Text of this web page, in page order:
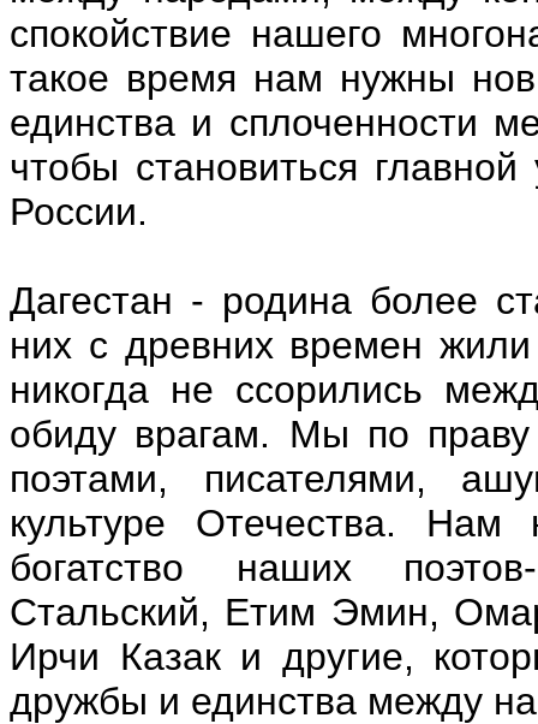
спокойствие нашего
такое время нам нужны
единства и сплоченности
чтобы становиться
России.
Дагестан - родина более
них с древних времен
никогда не ссорились
обиду врагам. Мы по
поэтами, писателями,
культуре Отечества. Нам
богатство наших
Стальский, Етим Эмин,
Ирчи Казак и другие,
дружбы и единства между